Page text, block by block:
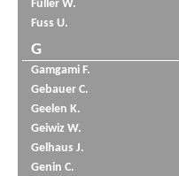
Füller W.
Fuss U.
G
Gamgami F.
Gebauer C.
Geelen K.
Geiwiz W.
Gelhaus J.
Genin C.